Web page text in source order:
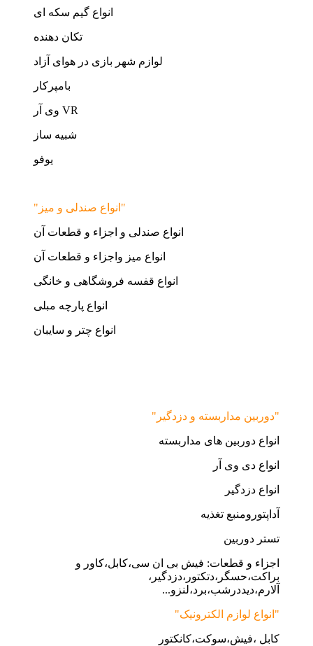
انواع گیم سکه ای
تکان دهنده
لوازم شهر بازی در هوای آزاد
بامپرکار
وی آر VR
شبیه ساز
یوفو
"انواع صندلی و میز"
انواع صندلی و اجزاء و قطعات آن
انواع میز واجزاء و قطعات آن
انواع قفسه فروشگاهی و خانگی
انواع پارچه مبلی
انواع چتر و سایبان
"دوربین مداربسته و دزدگیر"
انواع دوربین های مداربسته
انواع دی وی آر
انواع دزدگیر
آداپتورومنبع تغذیه
تستر دوربین
اجزاء و قطعات: فیش بی ان سی،کابل،کاور و
براکت،حسگر،دتکتور،دزدگیر،
آلارم،دیددرشب،برد،لنزو...
"انواع لوازم الکترونیک"
کابل ،فیش،سوکت،کانکتور